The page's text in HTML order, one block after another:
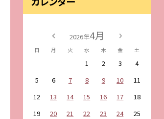
2026年4月
日 月 火 水 木 金 土
1 2 3
4
5
6 7 8 9 10
11
12
13 14 15 16 17
18
19
20 21 22 23 24
25